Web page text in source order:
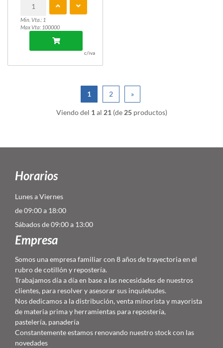
Min. Vta.: 1
Max Vta: 100000
c/iva
1 2 »
Viendo del 1 al 21 (de 25productos)
Horarios
Lunes a Viernes
de 09:00 a 18:00
Sábados de 09:00 a 13:00
Empresa
Somos una empresa familiar con 8 años de trayectoria en el
rubro de cotillón y repostería.
Trabajamos día a día en base a las necesidades de nuestros
clientes, para resolver y asesorar sus inquietudes.
Nos dedicamos a la distribución, venta minorista y mayorista
de materia prima y herramientas para repostería,
pastelería, panadería
Constantemente estamos renovando nuestro stock con las
novedades